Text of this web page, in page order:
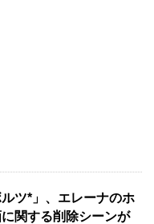
ツ*」、エレーナのホ
関する削除シーンが